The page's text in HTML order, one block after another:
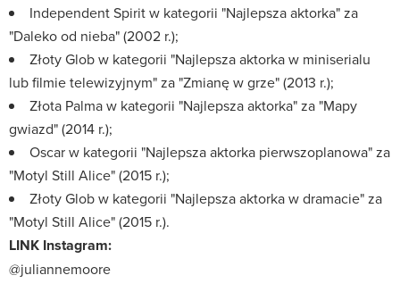
Independent Spirit w kategorii "Najlepsza aktorka" za
"Daleko od nieba" (2002 r.);
Złoty Glob w kategorii "Najlepsza aktorka w miniserialu
lub filmie telewizyjnym" za "Zmianę w grze" (2013 r.);
Złota Palma w kategorii "Najlepsza aktorka" za "Mapy
gwiazd" (2014 r.);
Oscar w kategorii "Najlepsza aktorka pierwszoplanowa" za
"Motyl Still Alice" (2015 r.);
Złoty Glob w kategorii "Najlepsza aktorka w dramacie" za
"Motyl Still Alice" (2015 r.).
LINK Instagram:
@juliannemoore